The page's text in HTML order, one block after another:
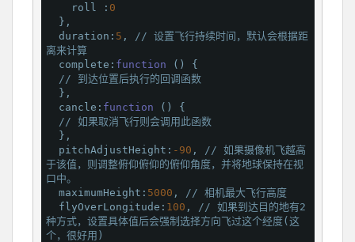
    roll :
0
duration : 5 , // 设置飞行持续时间，默认会根据距
离来计算
  complete:
function ( ) {
// 到达位置后执行的回调函数
cancle : function ( ) {
// 如果取消飞行则会调用此函数
pitchAdjustHeight : -90 , // 如果摄像机飞越高
于该值，则调整俯仰俯仰的俯仰角度，并将地球保持在视
口中。
  maximumHeight:
5000 , // 相机最大飞行高度
  flyOverLongitude:
100 , // 如果到达目的地有2
种方式，设置具体值后会强制选择方向飞过这个经度(这
个，很好用)